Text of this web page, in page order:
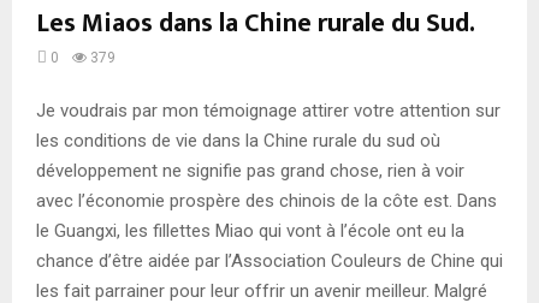
Les Miaos dans la Chine rurale du Sud.
0 379
Je voudrais par mon témoignage attirer votre attention sur
les conditions de vie dans la Chine rurale du sud où
développement ne signifie pas grand chose, rien à voir
avec l’économie prospère des chinois de la côte est. Dans
le Guangxi, les fillettes Miao qui vont à l’école ont eu la
chance d’être aidée par l’Association Couleurs de Chine qui
les fait parrainer pour leur offrir un avenir meilleur. Malgré